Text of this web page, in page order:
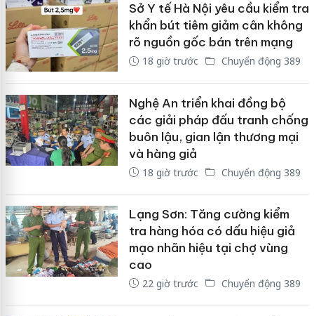
Sở Y tế Hà Nội yêu cầu kiểm tra
khẩn bút tiêm giảm cân không
rõ nguồn gốc bán trên mạng
18 giờ trước Chuyển động 389
Nghệ An triển khai đồng bộ
các giải pháp đấu tranh chống
buôn lậu, gian lận thương mại
và hàng giả
18 giờ trước Chuyển động 389
Lạng Sơn: Tăng cường kiểm
tra hàng hóa có dấu hiệu giả
mạo nhãn hiệu tại chợ vùng
cao
22 giờ trước Chuyển động 389